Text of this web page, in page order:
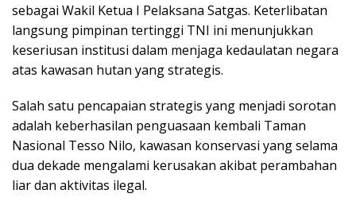
sebagai Wakil Ketua I Pelaksana Satgas. Keterlibatan
langsung pimpinan tertinggi TNI ini menunjukkan
keseriusan institusi dalam menjaga kedaulatan negara
atas kawasan hutan yang strategis.
Salah satu pencapaian strategis yang menjadi sorotan
adalah keberhasilan penguasaan kembali Taman
Nasional Tesso Nilo, kawasan konservasi yang selama
dua dekade mengalami kerusakan akibat perambahan
liar dan aktivitas ilegal.